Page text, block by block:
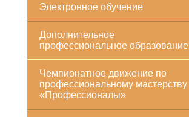
Электронное обучение
Дополнительное
профессиональное образование
Чемпионатное движение по
профессиональному мастерству
«Профессионалы»